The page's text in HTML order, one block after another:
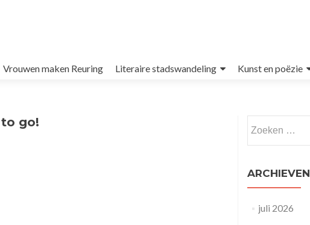
Vrouwen maken Reuring Literaire stadswandeling Kunst en poëzie
go!
naar:
ARCHIEVEN
juli 2026